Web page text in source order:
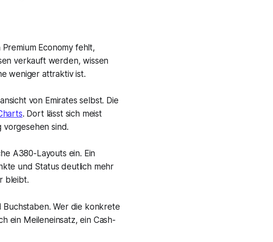
Economy fehlt,
verkauft werden, wissen
weniger attraktiv ist.
von Emirates selbst. Die
. Dort lässt sich meist
sind.
A380-Layouts ein. Ein
und Status deutlich mehr
bleibt.
Wer die konkrete
ein Meileneinsatz, ein Cash-